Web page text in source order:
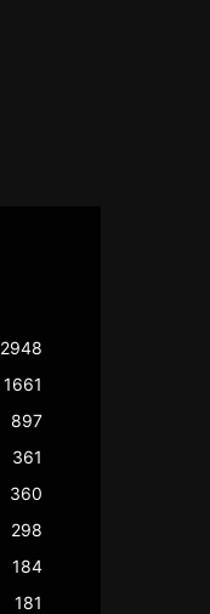
2948
1661
897
361
360
298
184
181